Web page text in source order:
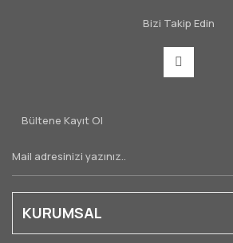
Bizi Takip Edin
Bültene Kayıt Ol
KURUMSAL